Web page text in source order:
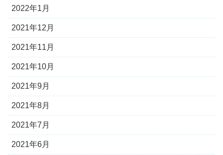
2022年1月
2021年12月
2021年11月
2021年10月
2021年9月
2021年8月
2021年7月
2021年6月